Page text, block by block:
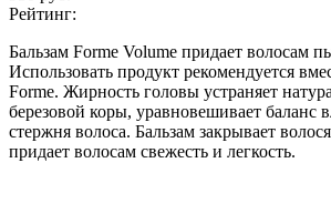
Рейтинг:
Бальзам Forme Volume придает волосам
Использовать продукт рекомендуется
Forme. Жирность головы устраняет
березовой коры, уравновешивает баланс
стержня волоса. Бальзам закрывает
придает волосам свежесть и легкость.